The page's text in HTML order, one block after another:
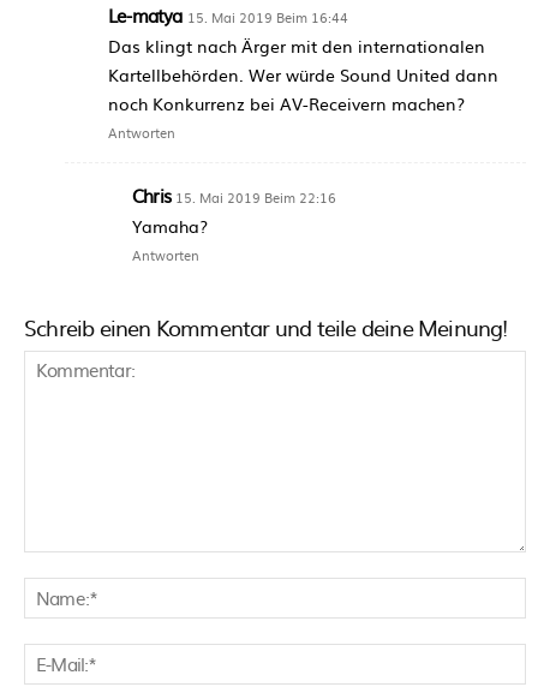
Le-matya 15. Mai 2019 Beim 16:44
Das klingt nach Ärger mit den internationalen
Kartellbehörden. Wer würde Sound United dann
noch Konkurrenz bei AV-Receivern machen?
Antworten
Chris 15. Mai 2019 Beim 22:16
Yamaha?
Antworten
Schreib einen Kommentar und teile deine Meinung!